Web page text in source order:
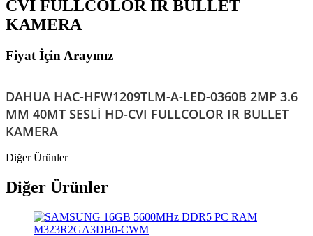
CVI FULLCOLOR IR BULLET
KAMERA
Fiyat İçin Arayınız
DAHUA HAC-HFW1209TLM-A-LED-0360B 2MP 3.6
MM 40MT SESLİ HD-CVI FULLCOLOR IR BULLET
KAMERA
Diğer Ürünler
Diğer Ürünler